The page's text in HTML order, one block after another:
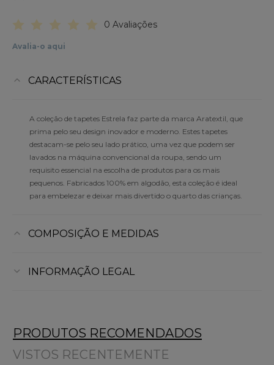
0 Avaliações
Avalia-o aqui
CARACTERÍSTICAS
A coleção de tapetes Estrela faz parte da marca Aratextil, que
prima pelo seu design inovador e moderno. Estes tapetes
destacam-se pelo seu lado prático, uma vez que podem ser
lavados na máquina convencional da roupa, sendo um
requisito essencial na escolha de produtos para os mais
pequenos. Fabricados 100% em algodão, esta coleção é ideal
para embelezar e deixar mais divertido o quarto das crianças.
COMPOSIÇÃO E MEDIDAS
INFORMAÇÃO LEGAL
PRODUTOS RECOMENDADOS
VISTOS RECENTEMENTE